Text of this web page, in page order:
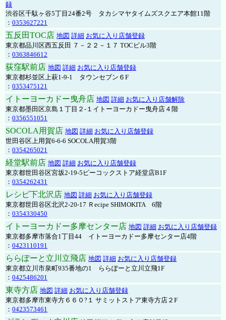
録
渋谷区千駄ヶ谷5丁目24番2号 タカシマヤタイムズスクエア本館11階
： 0353627221
五反田TOC店 地図 詳細 お気に入り店舗登録
東京都品川区西五反田 ７－２２－１７ TOCビル3階
： 0363846612
荻窪駅前店 地図 詳細 お気に入り店舗登録
東京都杉並区上萩1-9-1 タウンセブン６F
： 0353475121
イトーヨーカドー曳舟店 地図 詳細 お気に入り店舗解除
東京都墨田区京島１丁目２-１イトーヨーカドー曳舟店４階
： 0356551051
SOCOLA用賀店 地図 詳細 お気に入り店舗登録
世田谷区上用賀6-6-6 SOCOLA用賀3階
： 0354265021
経堂駅前店 地図 詳細 お気に入り店舗登録
東京都世田谷区宮坂2-19-5ピーコックストア経堂店B1F
： 0354262431
レシピ下北沢店 地図 詳細 お気に入り店舗登録
東京都世田谷区北沢2-20-17 Ｒecipe SHIMOKITA 6階
： 0354330450
イトーヨーカドー多摩センター店 地図 詳細 お気に入り店舗登録
東京都多摩市落合1丁目44 イトーヨーカドー多摩センター店4階
： 0423110191
ららぽーと立川立飛店 地図 詳細 お気に入り店舗登録
東京都立川市泉町935番地の1 ららぽーと立川立飛1F
： 0425486201
東寺方店 地図 詳細 お気に入り店舗登録
東京都多摩市東寺方６６０?１ サミットストア東寺方店２F
： 0423573461